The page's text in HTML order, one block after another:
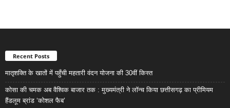
Recent Posts
मातृशक्ति के खातों में पहुँची महतारी वंदन योजना की 30वीं किस्त
कोसा की चमक अब वैश्विक बाजार तक : मुख्यमंत्री ने लॉन्च किया छत्तीसगढ़ का प्रीमियम
हैंडलूम ब्रांड ‘कोशल फैब’